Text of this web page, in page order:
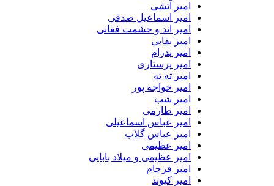
امیر آتشی
امیر اسماعیل صدفی
امیر اند و حشمت فغانی
امیر بقایی
امیر پدرام
امیر پرستاری
امیر ته ته
امیر خواجه پور
امیر شب
امیر طارمی
امیر عباس اسماعیلی
امیر عباس گلاب
امیر عظیمی
امیر عظیمی و میلاد بابایی
امیر فرجام
امیر کیوند